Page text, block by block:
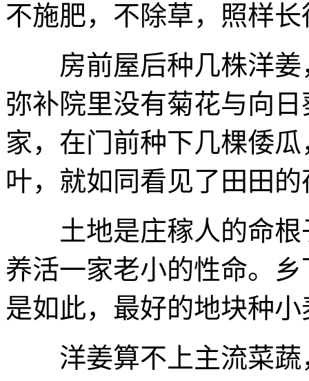
不施肥，不除草，照样
房前屋后种几株洋姜
弥补院里没有菊花与向
家，在门前种下几棵倭
叶，就如同看见了田田
土地是庄稼人的命根
养活一家老小的性命。
是如此，最好的地块种
洋姜算不上主流菜蔬